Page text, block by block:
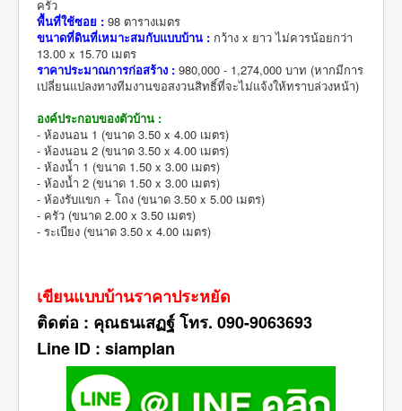
ครัว
พื้นที่ใช้ซอย : 98 ตารางเมตร
ขนาดที่ดินที่เหมาะสมกับแบบบ้าน : กว้าง x ยาว ไม่ควรน้อยกว่า
13.00 x 15.70 เมตร
ราคาประมาณการก่อสร้าง : 980,000 - 1,274,000 บาท (หากมีการ
เปลี่ยนแปลงทางทีมงานขอสงวนสิทธิ์ที่จะไม่แจ้งให้ทราบล่วงหน้า)
องค์ประกอบของตัวบ้าน :
- ห้องนอน 1 (ขนาด 3.50 x 4.00 เมตร)
- ห้องนอน 2 (ขนาด 3.50 x 4.00 เมตร)
- ห้องน้ำ 1 (ขนาด 1.50 x 3.00 เมตร)
- ห้องน้ำ 2 (ขนาด 1.50 x 3.00 เมตร)
- ห้องรับแขก + โถง (ขนาด 3.50 x 5.00 เมตร)
- ครัว (ขนาด 2.00 x 3.50 เมตร)
- ระเบียง (ขนาด 3.50 x 4.00 เมตร)
เขียนแบบบ้านราคาประหยัด
ติดต่อ : คุณธนเสฏฐ์ โทร. 090-9063693
Line ID : siamplan